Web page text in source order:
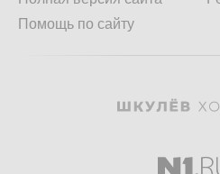
Помощь по сайту